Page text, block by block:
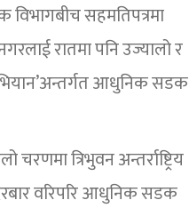
सहमतिपत्रमा
रातमा पनि उज्यालो र
आधुनिक सडक
त्रिभुवन अन्तर्राष्ट्रिय
वरिपरि आधुनिक सडक